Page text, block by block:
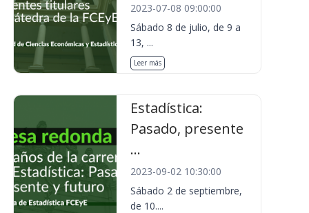
2023-07-08 09:00:00
Sábado 8 de julio, de 9 a
13, ...
Leer más
Estadística:
Pasado, presente
...
2023-09-02 10:30:00
Sábado 2 de septiembre,
de 10....